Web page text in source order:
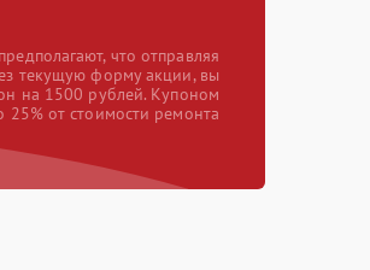
что отправляя
текущую форму акции, вы
на 1500 рублей. Купоном
25% от стоимости ремонта